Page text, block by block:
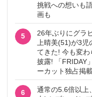
挑戦への想いも
画も
5
26年ぶりにグラ
上晴美(51)が3
てきた! 今も変
披露! 「FRIDAY
ーカット独占掲載
6
通常の5.6倍以上